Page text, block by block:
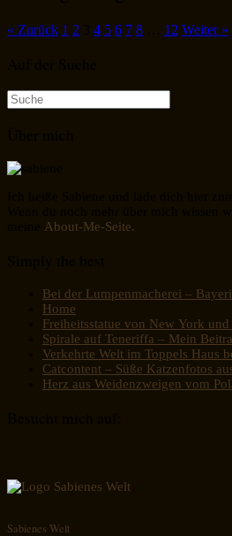
« Zurück 1 2 4 5 6 7 8 12 Weiter »
Suche
nach:
About-Me-Seite.
Bei der Lumpenmacherei –
Home
Freiheitsstatue von New York
Spirale auf Teneriffa – Mein
Verkehrte Welt im Toppels Haus
Catcontent – Süße Katzenfotos
Herz aus Weidenzweigen vom
Sabienes Welt